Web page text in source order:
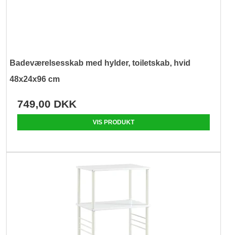
Badeværelsesskab med hylder, toiletskab, hvid
48x24x96 cm
749,00 DKK
VIS PRODUKT